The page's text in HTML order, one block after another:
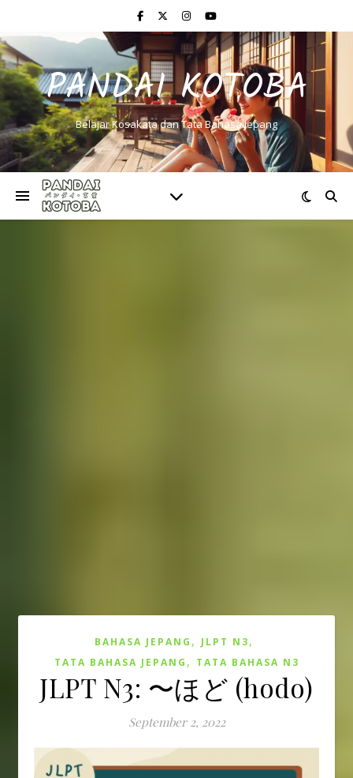
PANDAI KOTOBA
Belajar Kosakata dan Tata Bahasa Jepang
BAHASA JEPANG , JLPT N3,
TATA BAHASA JEPANG , TATA BAHASA N3
JLPT N3: 〜ほど (hodo)
September 2, 2022